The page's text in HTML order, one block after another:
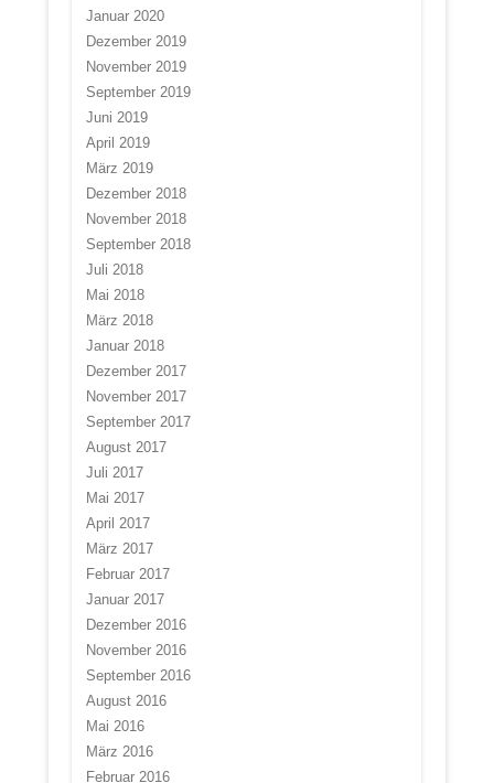
Januar 2020
Dezember 2019
November 2019
September 2019
Juni 2019
April 2019
März 2019
Dezember 2018
November 2018
September 2018
Juli 2018
Mai 2018
März 2018
Januar 2018
Dezember 2017
November 2017
September 2017
August 2017
Juli 2017
Mai 2017
April 2017
März 2017
Februar 2017
Januar 2017
Dezember 2016
November 2016
September 2016
August 2016
Mai 2016
März 2016
Februar 2016